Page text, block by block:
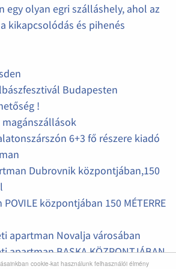
cookie-kat használunk felhasználói élmény
egy olyan egri szálláshely, ahol az
kikapcsolódás és pihenés
Budapesten
!
6+3 fő részere kiadó
Dubrovnik központjában,150
központjában 150 MÉTERRE
apartman Novalja városában
apartman BASKA KÖZPONTJÁBAN